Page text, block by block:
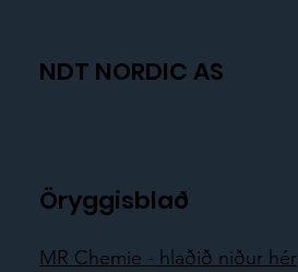
NDT NORDIC AS
Öryggisblað
MR Chemie - hlaðið niður hér